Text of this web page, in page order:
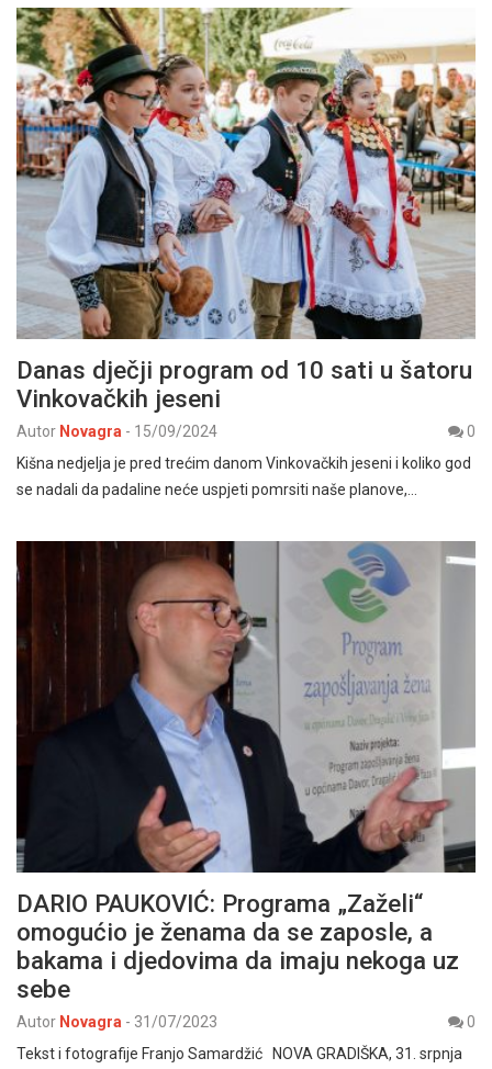
Danas dječji program od 10 sati u šatoru
Vinkovačkih jeseni
Autor Novagra - 15/09/2024
0
Kišna nedjelja je pred trećim danom Vinkovačkih jeseni i koliko god
se nadali da padaline neće uspjeti pomrsiti naše planove,…
DARIO PAUKOVIĆ: Programa „Zaželi“
omogućio je ženama da se zaposle, a
bakama i djedovima da imaju nekoga uz
sebe
Autor Novagra - 31/07/2023
0
Tekst i fotografije Franjo Samardžić NOVA GRADIŠKA, 31. srpnja